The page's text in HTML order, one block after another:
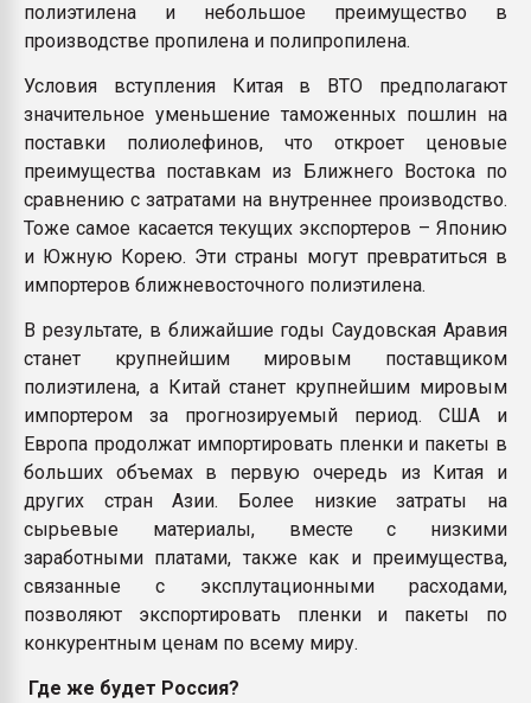
полиэтилена и небольшое преимущество в
производстве пропилена и полипропилена.
Условия вступления Китая в ВТО предполагают
значительное уменьшение таможенных пошлин на
поставки полиолефинов, что откроет ценовые
преимущества поставкам из Ближнего Востока по
сравнению с затратами на внутреннее производство.
Тоже самое касается текущих экспортеров – Японию
и Южную Корею. Эти страны могут превратиться в
импортеров ближневосточного полиэтилена.
В результате, в ближайшие годы Саудовская Аравия
станет крупнейшим мировым поставщиком
полиэтилена, а Китай станет крупнейшим мировым
импортером за прогнозируемый период. США и
Европа продолжат импортировать пленки и пакеты в
больших объемах в первую очередь из Китая и
других стран Азии. Более низкие затраты на
сырьевые материалы, вместе с низкими
заработными платами, также как и преимущества,
связанные с эксплутационными расходами,
позволяют экспортировать пленки и пакеты по
конкурентным ценам по всему миру.
Где же будет Россия?